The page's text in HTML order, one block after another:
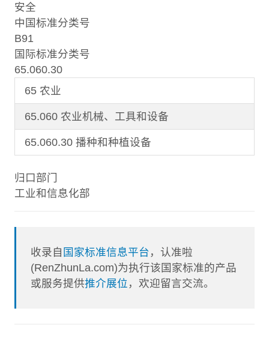
安全
中国标准分类号
B91
国际标准分类号
65.060.30
65 农业
65.060 农业机械、工具和设备
65.060.30 播种和种植设备
归口部门
工业和信息化部
收录自 国家标准信息平台 ，认准啦
(RenZhunLa.com)为执行该国家标准的产品
或服务提供推介展位 ，欢迎留言交流。